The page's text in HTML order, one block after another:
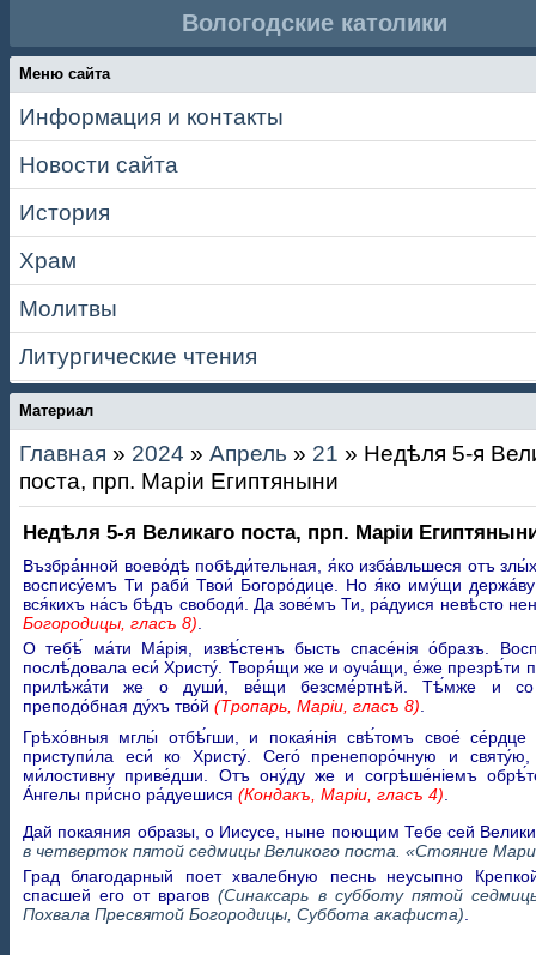
Вологодские католики
Меню сайта
Информация и контакты
Новости сайта
История
Храм
Молитвы
Литургические чтения
Материал
Главная » 2024 » Апрель » 21 » Недѣля 5-я
поста, прп. Маріи Египтяныни
Недѣля 5-я Великаго поста, прп. Маріи
Възбра́нной воево́дѣ побѣди́тельная, я́ко изба́вльшеся отъ
воспису́емъ Ти раби́ Твои́ Богоро́дице. Но я́ко иму́щи
вся́кихъ на́съ бѣ́дъ свободи́. Да зове́мъ Ти, ра́дуися невѣ́сто
Богородицы, гласъ 8).
О тебѣ́ ма́ти Ма́рія, извѣ́стенъ бысть спасе́нія о́бразъ.
послѣ́довала еси́ Христу́. Творя́щи же и оуча́щи, е́же презрѣ́ти
прилѣжа́ти же о души́, ве́щи безсме́ртнѣй. Тѣ́мже и со
преподо́бная ду́хъ тво́й (Тропарь, Маріи, гласъ 8).
Грѣхо́вныя мглы́ отбѣ́гши, и покая́нія свѣ́томъ свое́ се́рдце
приступи́ла еси́ ко Христу́. Сего́ пренепоро́чную и
ми́лостивну приве́дши. Отъ ону́ду же и согрѣше́ніемъ
А́нгелы при́сно ра́дуешися (Кондакъ, Маріи, гласъ 4).
Дай покаяния образы, о Иисусе, ныне поющим Тебе сей
в четверток пятой седмицы Великого поста. «Стояние
Град благодарный поет хвалебную песнь неусыпно
спасшей его от врагов(Синаксарь в субботу пятой
Похвала Пресвятой Богородицы, Суббота акафиста).